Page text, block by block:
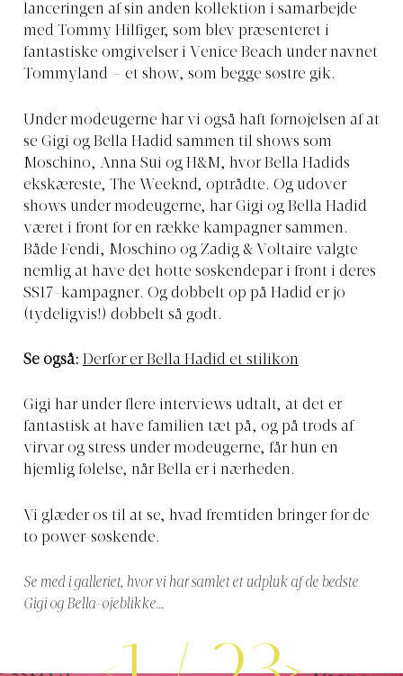
lanceringen af sin anden kollektion i samarbejde
med Tommy Hilfiger, som blev præsenteret i
fantastiske omgivelser i Venice Beach under navnet
Tommyland – et show, som begge søstre gik.
Under modeugerne har vi også haft fornøjelsen af at
se Gigi og Bella Hadid sammen til shows som
Moschino, Anna Sui og H&M, hvor Bella Hadids
ekskæreste, The Weeknd, optrådte. Og udover
shows under modeugerne, har Gigi og Bella Hadid
været i front for en række kampagner sammen.
Både Fendi, Moschino og Zadig & Voltaire valgte
nemlig at have det hotte søskendepar i front i deres
SS17-kampagner. Og dobbelt op på Hadid er jo
(tydeligvis!) dobbelt så godt.
Se også: Derfor er Bella Hadid et stilikon
Gigi har under flere interviews udtalt, at det er
fantastisk at have familien tæt på, og på trods af
virvar og stress under modeugerne, får hun en
hjemlig følelse, når Bella er i nærheden.
Vi glæder os til at se, hvad fremtiden bringer for de
to power-søskende.
Se med i galleriet, hvor vi har samlet et udpluk af de bedste
Gigi og Bella-øjeblikke…